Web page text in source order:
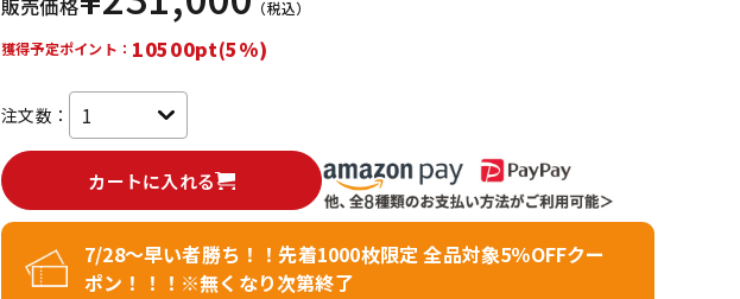
販売価格
（税込）
獲得予定ポイント： 10500pt(5%)
注文数：
カートに入れる
7/28～早い者勝ち！！先着1000枚限定 全品対象5％OFFクー
ポン！！！※無くなり次第終了